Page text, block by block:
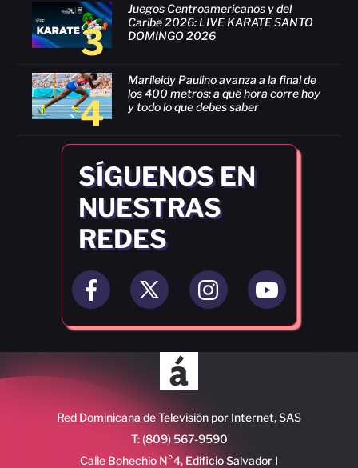
3
Juegos Centroamericanos y del
Caribe 2026: LIVE KARATE SANTO
DOMINGO 2026
4
Marileidy Paulino avanza a la final de
los 400 metros: a qué hora corre hoy
y todo lo que debes saber
SÍGUENOS EN
NUESTRAS
REDES
Red Dominicana de Televisión por Internet, SAS
T: (809) 567-9590
Calle Bohechio N°4, Edificio Salvador I